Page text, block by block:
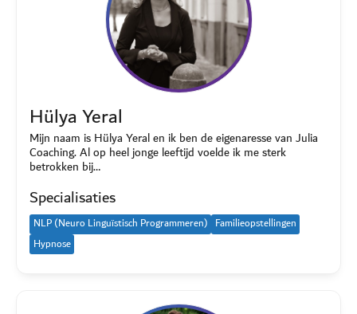
Hülya Yeral
Mijn naam is Hülya Yeral en ik ben de eigenaresse van Julia
Coaching. Al op heel jonge leeftijd voelde ik me sterk
betrokken bij…
Specialisaties
NLP (Neuro Linguïstisch Programmeren) Familieopstellingen
Hypnose